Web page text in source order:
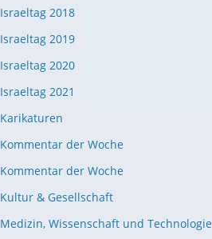
Israeltag 2018
Israeltag 2019
Israeltag 2020
Israeltag 2021
Karikaturen
Kommentar der Woche
Kommentar der Woche
Kultur & Gesellschaft
Medizin, Wissenschaft und Technologie